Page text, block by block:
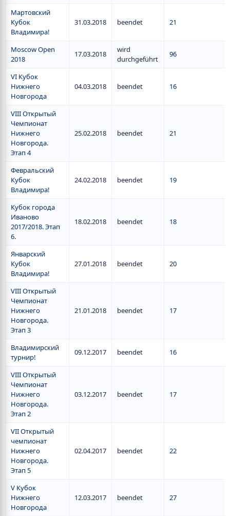
Мартовский
Кубок
Владимира!
31.03.2018 beendet 21
Moscow Open
2018
17.03.2018
wird
durchgeführt
96
VI Кубок
Нижнего
Новгорода
04.03.2018 beendet 16
VIII Открытый
Чемпионат
Нижнего
Новгорода.
Этап 4
25.02.2018 beendet 21
Февральский
Кубок
Владимира!
24.02.2018 beendet 19
Кубок города
Иваново
2017/2018. Этап
6.
18.02.2018 beendet 18
Январский
Кубок
Владимира!
27.01.2018 beendet 20
VIII Открытый
Чемпионат
Нижнего
Новгорода.
Этап 3
21.01.2018 beendet 17
Владимирский
турнир!
09.12.2017 beendet 16
VIII Открытый
Чемпионат
Нижнего
Новгорода.
Этап 2
03.12.2017 beendet 17
VII Открытый
чемпионат
Нижнего
Новгорода.
Этап 5
02.04.2017 beendet 22
V Кубок
Нижнего
Новгорода
12.03.2017 beendet 27